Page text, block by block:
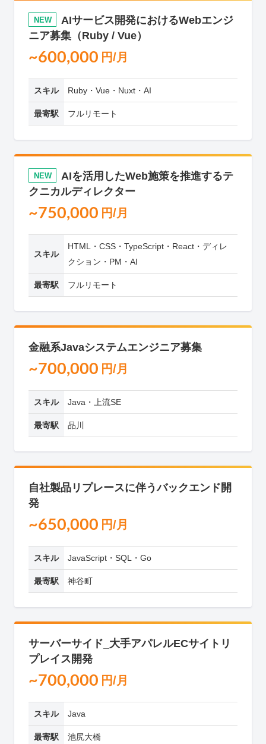
NEW
AIサービス開発におけるWebエンジ
ニア募集（Ruby / Vue）
~600,000 円/月
スキル Ruby・Vue・Nuxt・AI
最寄駅 フルリモート
NEW
AIを活用したWeb施策を推進するテ
クニカルディレクター
~750,000 円/月
スキル
HTML・CSS・TypeScript・React・ディレ
クション・PM・AI
最寄駅 フルリモート
金融系Javaシステムエンジニア募集
~700,000 円/月
スキル Java・上流SE
最寄駅 品川
自社製品リプレースに伴うバックエンド開
発
~650,000 円/月
スキル JavaScript・SQL・Go
最寄駅 神谷町
サーバーサイド_大手アパレルECサイトリ
プレイス開発
~700,000 円/月
スキル Java
最寄駅 池尻大橋